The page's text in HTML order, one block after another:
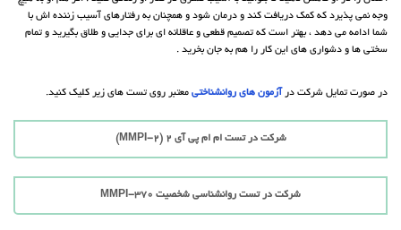
وجه نمی پذیرد که کمک دریافت کند و درمان شود و همچنان به رفتارهای آسیب زننده اش با
شما ادامه می دهد ، بهتر است که تصمیم قطعی و عاقلانه ای برای جدایی و طلاق بگیرید و تمام
سختی ها و دشواری های این کار را هم به جان بخرید .
در صورت تمایل شرکت در آزمون های روانشناختی معتبر روی تست های زیر کلیک کنید.
شرکت در تست ام ام پی آی 2 (MMPI-2)
شرکت در تست روانشناسی شخصیت MMPI-370